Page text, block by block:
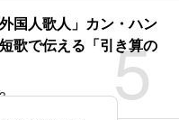
5
国人歌人」カン・ハン
歌で伝える「引き算の